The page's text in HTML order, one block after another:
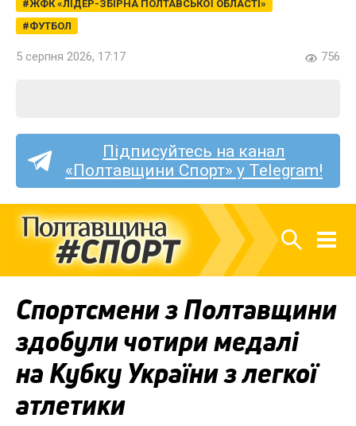
ЖФК «ЛІДЕР-ЗБІРНА ПОЛТАВСЬКОЇ ОБЛАСТІ»
ФУТБОЛ
5 серпня 2026, 17:17 756
Підписуйтесь на канал
«Полтавщини Спорт» у Telegram!
Спортсмени з Полтавщини
здобули чотири медалі
на Кубку України з легкої
атлетики